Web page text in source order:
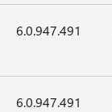
6.0.947.491
6.0.947.491